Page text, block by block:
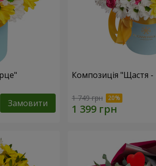
Замовити
Композиція "Щастя
1 749 грн